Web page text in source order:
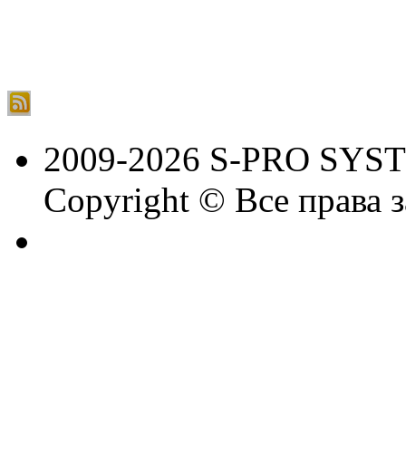
2009-2026 S-PRO
Copyright © Все права